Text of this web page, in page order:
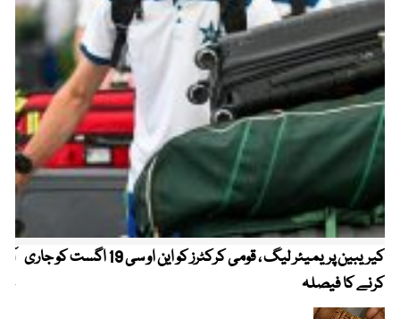
کیریبین پریمیئر لیگ ، قومی کرکٹرز کو این او سی 19 اگست کو جاری
کرنے کا فیصلہ